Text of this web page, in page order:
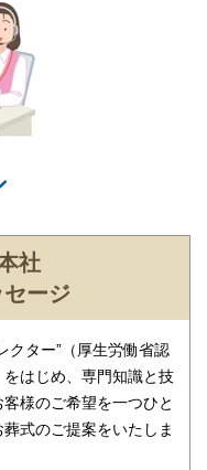
たします。火葬場、式
具（祭壇、棺、ドライ
いたします。また、市
社
ージ
クター”（厚生労働省認
はじめ、専門知識と技
様のご希望を一つひと
式のご提案をいたしま